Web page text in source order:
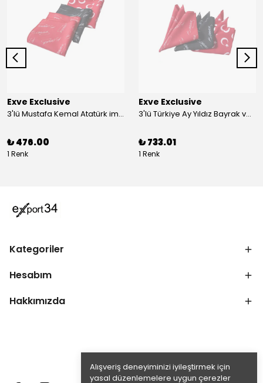
Alışveriş deneyiminizi iyileştirmek için
yasal düzenlemelere uygun çerezler
Exve Exclusive
3'lü Mustafa Kemal Atatürk imzalı ve Türkiye Ay Yıldız Bayraklı Kadın Fular Seti
₺ 476.00
1 Renk
Exve Exclusive
3'lü Türkiye Ay Yıldız Bayrak ve Mustafa Kemal Atatürk imzalı Kırmızı Siyah Yaka Mendili Seti
₺ 733.01
1 Renk
Kategoriler
Hesabım
Hakkımızda